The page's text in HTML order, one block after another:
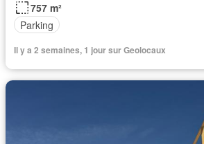
757 m²
Parking
Il y a 2 semaines, 1 jour sur Geolocaux